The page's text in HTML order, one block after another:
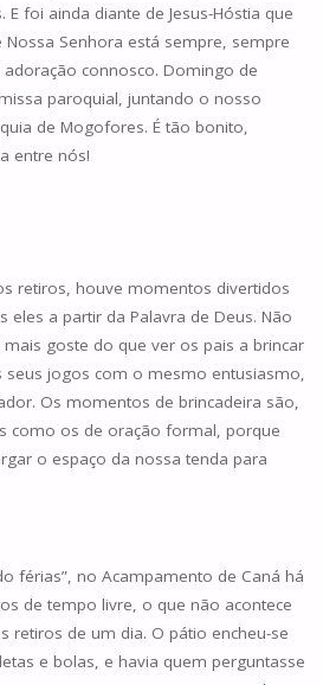
foi ainda diante de Jesus-Hóstia que
Senhora está sempre, sempre
connosco. Domingo de
paroquial, juntando o nosso
de Mogofores. É tão bonito,
entre nós!
retiros, houve momentos divertidos
a partir da Palavra de Deus. Não
goste do que ver os pais a brincar
seus jogos com o mesmo entusiasmo,
Os momentos de brincadeira são,
como os de oração formal, porque
o espaço da nossa tenda para
férias”, no Acampamento de Caná há
de tempo livre, o que não acontece
retiros de um dia. O pátio encheu-se
e bolas, e havia quem perguntasse